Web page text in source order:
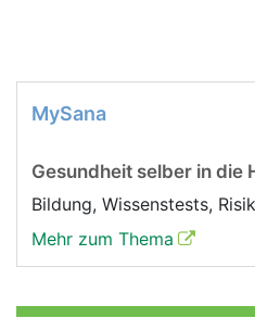
MySana
Gesundheit selber in die
Bildung, Wissenstests,
Mehr zum Thema